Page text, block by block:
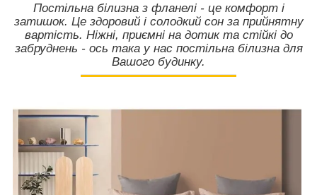
Постільна білизна з фланелі - це комфорт і
затишок. Це здоровий і солодкий сон за прийнятну
вартість. Ніжні, приємні на дотик та стійкі до
забруднень - ось така у нас постільна білизна для
Вашого будинку.